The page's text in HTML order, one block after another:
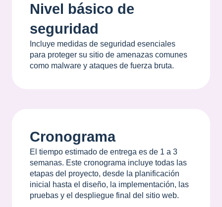
Nivel básico de
seguridad
Incluye medidas de seguridad esenciales
para proteger su sitio de amenazas comunes
como malware y ataques de fuerza bruta.
Cronograma
El tiempo estimado de entrega es de 1 a 3
semanas. Este cronograma incluye todas las
etapas del proyecto, desde la planificación
inicial hasta el diseño, la implementación, las
pruebas y el despliegue final del sitio web.